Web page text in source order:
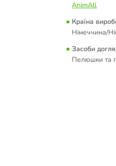
AnimAll
Країна
Німеччина/
Засоби
Пелюшки та